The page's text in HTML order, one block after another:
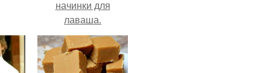
начинки для
лаваша.